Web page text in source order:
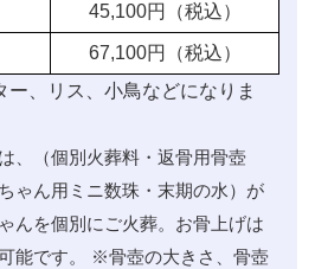
45,100円（税込）
67,100円（税込）
、リス、小鳥などになりま
、（個別火葬料・返骨用骨壺
ゃん用ミニ数珠・末期の水）が
んを個別にご火葬。お骨上げは
能です。 ※骨壺の大きさ、骨壺